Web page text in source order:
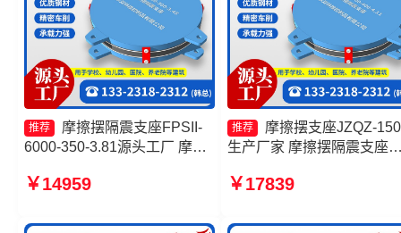
推荐
摩擦摆隔震支座FPSII-
6000-350-3.81源头工厂 摩擦
3.81 FPS隔震支座生产厂家
400-4.11生产厂家
￥14959
推荐
摩擦摆支座JZQZ-
生产厂家 摩擦摆隔震支座
厂 建筑摩擦摆隔震支座
支座FPSII-6000-300-3.48
￥17839